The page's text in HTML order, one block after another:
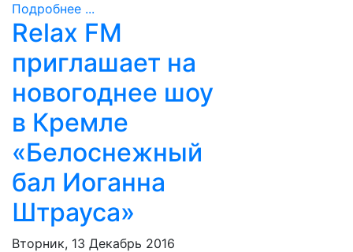
Подробнее ...
Relax FM
приглашает на
новогоднее шоу
в Кремле
«Белоснежный
бал Иоганна
Штрауса»
Вторник, 13 Декабрь 2016